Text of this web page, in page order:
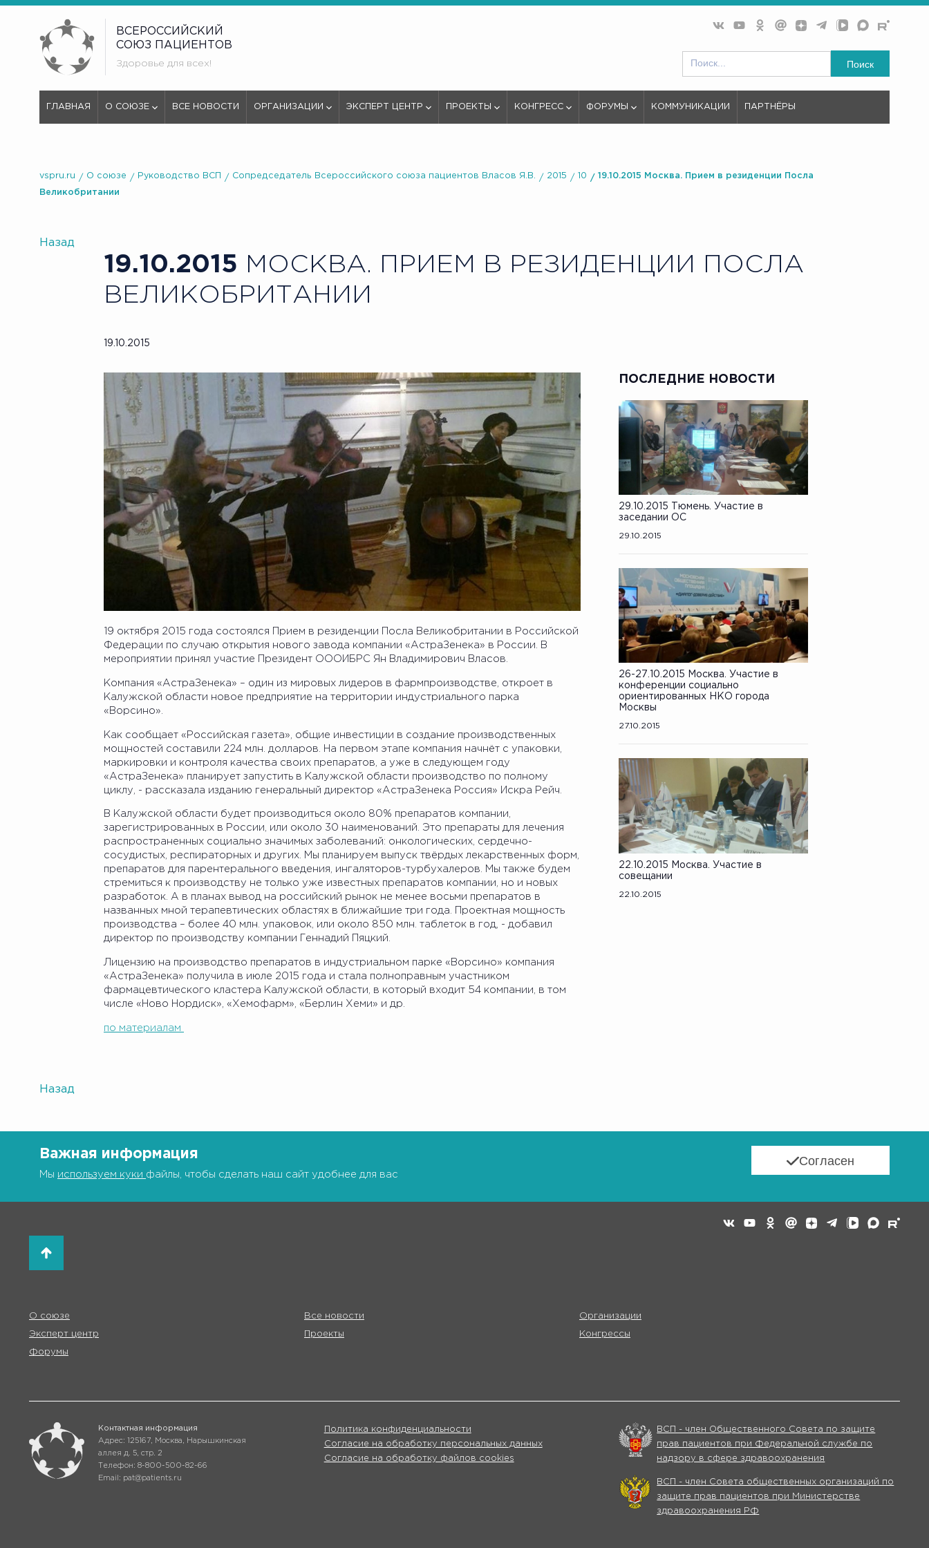
ВСЕРОССИЙСКИЙ
СОЮЗ ПАЦИЕНТОВ
Здоровье для всех! Поиск
ГЛАВНАЯ О СОЮЗЕ ВСЕ НОВОСТИ ОРГАНИЗАЦИИ ЭКСПЕРТ ЦЕНТР ПРОЕКТЫ КОНГРЕСС ФОРУМЫ КОММУНИКАЦИИ ПАРТНЁРЫ
vspru.ru О союзе Руководство ВСП Сопредседатель Всероссийского союза пациентов Власов Я.В. 2015 10 19.10.2015 Москва. Прием в резиденции Посла
Великобритании
Назад
19.10.2015 МОСКВА. ПРИЕМ В РЕЗИДЕНЦИИ ПОСЛА
ВЕЛИКОБРИТАНИИ
19.10.2015
19 октября 2015 года состоялся Прием в резиденции Посла Великобритании в Российской
Федерации по случаю открытия нового завода компании «АстраЗенека» в России. В
мероприятии принял участие Президент ОООИБРС Ян Владимирович Власов.
Компания «АстраЗенека» – один из мировых лидеров в фармпроизводстве, откроет в
Калужской области новое предприятие на территории индустриального парка
«Ворсино».
Как сообщает «Российская газета», общие инвестиции в создание производственных
мощностей составили 224 млн. долларов. На первом этапе компания начнёт с упаковки,
маркировки и контроля качества своих препаратов, а уже в следующем году
«АстраЗенека» планирует запустить в Калужской области производство по полному
циклу, - рассказала изданию генеральный директор «АстраЗенека Россия» Искра Рейч.
В Калужской области будет производиться около 80% препаратов компании,
зарегистрированных в России, или около 30 наименований. Это препараты для лечения
распространенных социально значимых заболеваний: онкологических, сердечно-
сосудистых, респираторных и других. Мы планируем выпуск твёрдых лекарственных форм,
препаратов для парентерального введения, ингаляторов-турбухалеров. Мы также будем
стремиться к производству не только уже известных препаратов компании, но и новых
разработок. А в планах вывод на российский рынок не менее восьми препаратов в
названных мной терапевтических областях в ближайшие три года. Проектная мощность
производства – более 40 млн. упаковок, или около 850 млн. таблеток в год, - добавил
директор по производству компании Геннадий Пяцкий.
Лицензию на производство препаратов в индустриальном парке «Ворсино» компания
«АстраЗенека» получила в июле 2015 года и стала полноправным участником
фармацевтического кластера Калужской области, в который входит 54 компании, в том
числе «Ново Нордиск», «Хемофарм», «Берлин Хеми» и др.
по материалам
ПОСЛЕДНИЕ НОВОСТИ
29.10.2015 Тюмень. Участие в
заседании ОС
29.10.2015
26-27.10.2015 Москва. Участие в
конференции социально
ориентированных НКО города
Москвы
27.10.2015
22.10.2015 Москва. Участие в
совещании
22.10.2015
Назад
Важная информация
Мы используем куки файлы, чтобы сделать наш сайт удобнее для вас
Согласен
О союзе Все новости Организации
Эксперт центр Проекты Конгрессы
Форумы
Контактная информация
Адрес: 125167, Москва, Нарышкинская
аллея д. 5, стр. 2
Телефон: 8-800-500-82-66
Email: pat@patients.ru
Политика конфиденциальности
Согласие на обработку персональных данных
Согласие на обработку файлов cookies
ВСП - член Общественного Совета по защите
прав пациентов при Федеральной службе по
надзору в сфере здравоохранения
ВСП - член Совета общественных организаций по
защите прав пациентов при Министерстве
здравоохранения РФ